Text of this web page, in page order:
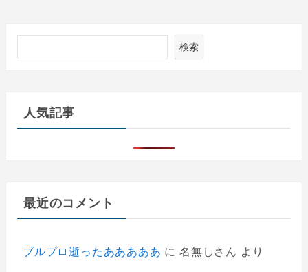
検索
人気記事
最近のコメント
ブルプロ逝ったあああああ に 名無しさん より